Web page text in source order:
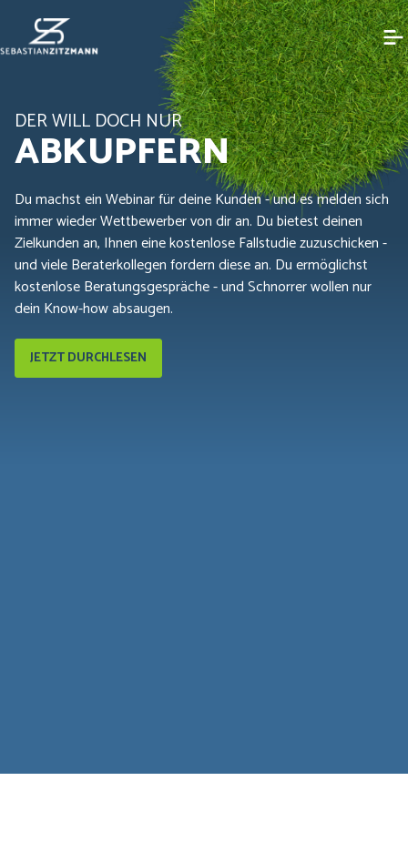
DER WILL DOCH NUR
ABKUPFERN
Du machst ein Webinar für deine Kunden - und es melden sich
immer wieder Wettbewerber von dir an. Du bietest deinen
Zielkunden an, Ihnen eine kostenlose Fallstudie zuzuschicken -
und viele Beraterkollegen fordern diese an. Du ermöglichst
kostenlose Beratungsgespräche - und Schnorrer wollen nur
dein Know-how absaugen.
JETZT DURCHLESEN